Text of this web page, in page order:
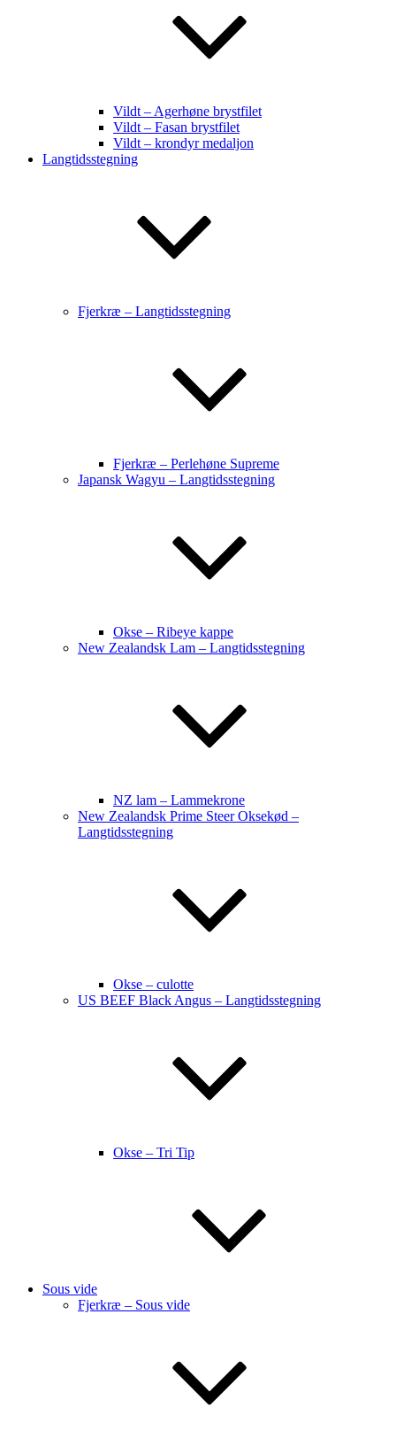
Vildt – Agerhøne brystfilet
Vildt – Fasan brystfilet
Vildt – krondyr medaljon
Langtidsstegning
Fjerkræ – Langtidsstegning
Fjerkræ – Perlehøne Supreme
Japansk Wagyu – Langtidsstegning
Okse – Ribeye kappe
New Zealandsk Lam – Langtidsstegning
NZ lam – Lammekrone
New Zealandsk Prime Steer Oksekød –
Langtidsstegning
Okse – culotte
US BEEF Black Angus – Langtidsstegning
Okse – Tri Tip
Sous vide
Fjerkræ – Sous vide